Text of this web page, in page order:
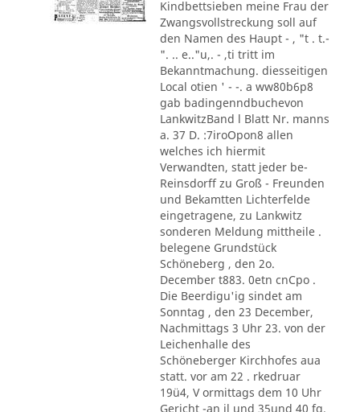
Kindbettsieben meine Frau der
Zwangsvollstreckung soll auf
den Namen des Haupt - , "t . t.-
". .. e.."u,. - ,ti tritt im
Bekanntmachung. diesseitigen
Local otien ' - -. a ww80b6p8
gab badingenndbuchevon
LankwitzBand l Blatt Nr. manns
a. 37 D. :7iroOpon8 allen
welches ich hiermit
Verwandten, statt jeder be-
Reinsdorff zu Groß - Freunden
und Bekamtten Lichterfelde
eingetragene, zu Lankwitz
sonderen Meldung mittheile .
belegene Grundstück
Schöneberg , den 2o.
December t883. 0etn cnCpo .
Die Beerdigu'ig sindet am
Sonntag , den 23 December,
Nachmittags 3 Uhr 23. von der
Leichenhalle des
Schöneberger Kirchhofes aua
statt. vor am 22 . rkedruar
19ü4, V ormittags dem 10 Uhr
Gericht -an il und 35und 40 fg.